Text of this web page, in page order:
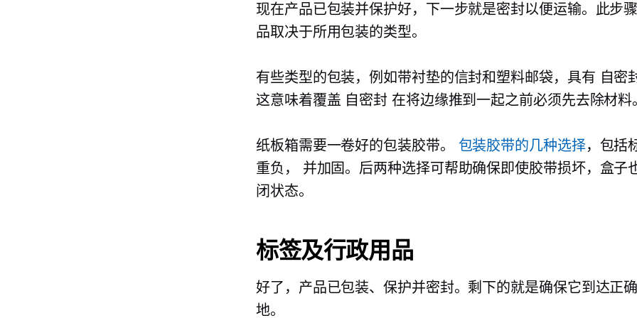
现在产品已包装并保护好，下一步就是密封以便运输。此步
品取决于所用包装的类型。
有些类型的包装，例如带衬垫的信封和塑料邮袋，具有 自密
这意味着覆盖 自密封 在将边缘推到一起之前必须先去除材料
纸板箱需要一卷好的包装胶带。 包装胶带的几种选择，包括
重负，
并加固。后两种选择可帮助确保即使胶带损坏，盒子
闭状态。
标签及行政用品
好了，产品已包装、保护并密封。剩下的就是确保它到达正
地。